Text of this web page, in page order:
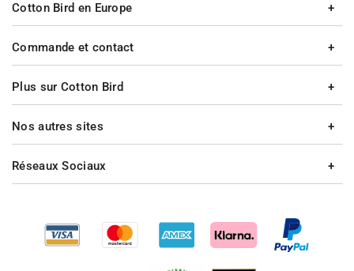
Commande et contact
Plus sur Cotton Bird
Cotton Bird en Europe
Nos autres sites
Réseaux Sociaux